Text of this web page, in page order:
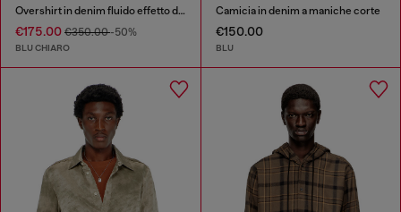
Overshirt in denim fluido effetto dirt
€175.00 €350.00-50%
BLU CHIARO
Camicia in denim a maniche corte
€150.00
BLU